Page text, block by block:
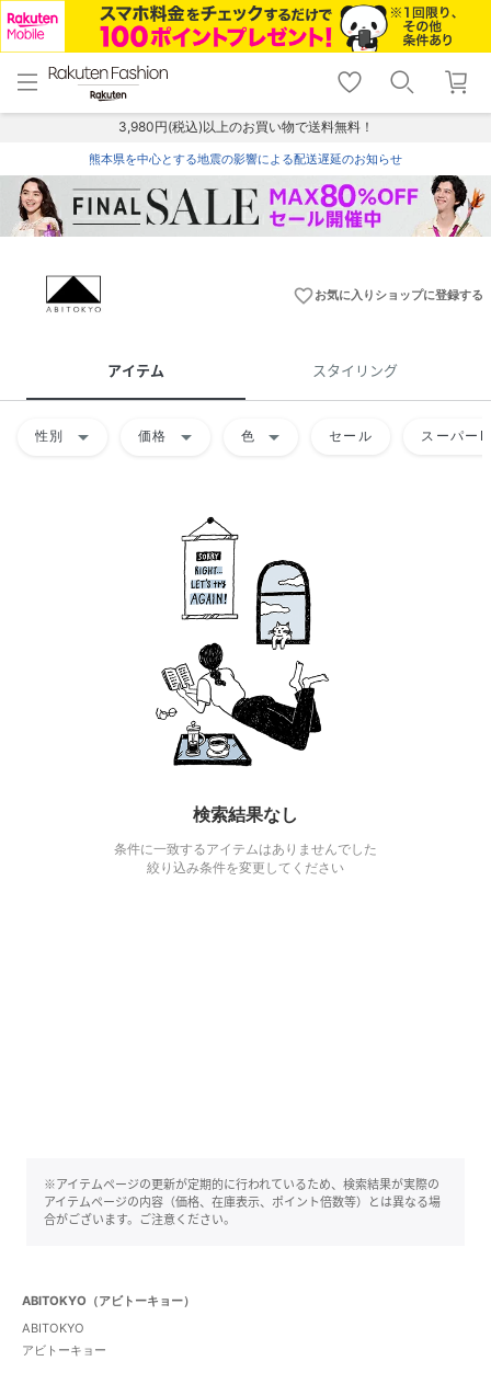
menu home
トップ
shopping_cart lock_outline
ログイン
3,980円(税込)以上のお買い物で送料無料！
熊本県を中心とする地震の影響による配送遅延のお知らせ
favorite_borderお気に入りショップに登録する
アイテム スタイリング
性別 arrow_drop_down 価格 arrow_drop_down 色 arrow_drop_down セール スーパー
検索結果なし
条件に一致するアイテムはありませんでした
絞り込み条件を変更してください
※アイテムページの更新が定期的に行われているため、検索結果が実際の
アイテムページの内容（価格、在庫表示、ポイント倍数等）とは異なる場
合がございます。ご注意ください。
ABITOKYO（アビトーキョー）
ABITOKYO
アビトーキョー